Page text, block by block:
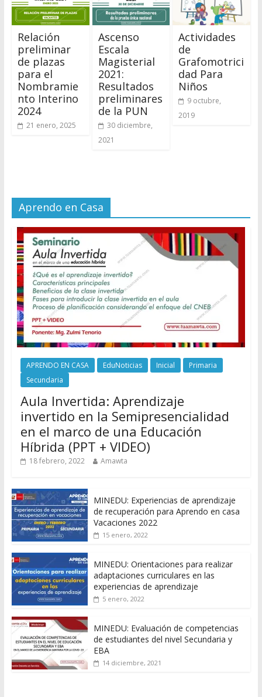
Relación
preliminar
de plazas
para el
Nombramie
nto Interino
2024
21 enero, 2025
Ascenso
Escala
Magisterial
2021:
Resultados
preliminares
de la PUN
30 diciembre,
2021
Actividades
de
Grafomotrici
dad Para
Niños
9 octubre,
2019
Aprendo en Casa
APRENDO EN CASA EduNoticias Inicial
Primaria
Secundaria
Aula Invertida: Aprendizaje
invertido en la Semipresencialidad
en el marco de una Educación
Híbrida (PPT + VIDEO)
18 febrero, 2022 Amawta
MINEDU: Experiencias de aprendizaje
de recuperación para Aprendo en casa
Vacaciones 2022
15 enero, 2022
MINEDU: Orientaciones para realizar
adaptaciones curriculares en las
experiencias de aprendizaje
5 enero, 2022
MINEDU: Evaluación de competencias
de estudiantes del nivel Secundaria y
EBA
14 diciembre, 2021